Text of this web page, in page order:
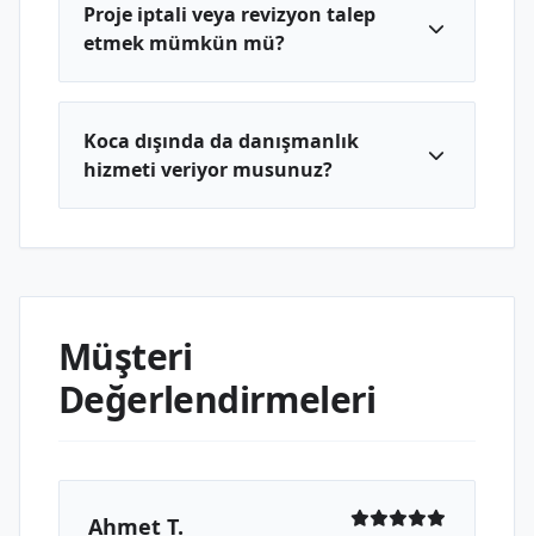
Proje iptali veya revizyon talep
etmek mümkün mü?
Koca dışında da danışmanlık
hizmeti veriyor musunuz?
Müşteri
Değerlendirmeleri
Ahmet T.